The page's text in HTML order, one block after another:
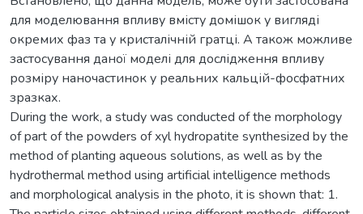
для моделювання впливу вмісту домішок у вигляді
окремих фаз та у кристалічній гратці. А також можливе
застосування даної моделі для дослідження впливу
розміру наночастинок у реальних кальцій-фосфатних
зразках.
During the work, a study was conducted of the morphology
of part of the powders of xyl hydropatite synthesized by the
method of planting aqueous solutions, as well as by the
hydrothermal method using artificial intelligence methods
and morphological analysis in the photo, it is shown that: 1.